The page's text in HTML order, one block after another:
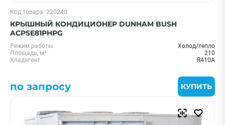
Код товара: 220240
КРЫШНЫЙ КОНДИЦИОНЕР DUNHAM BUSH
ACPSE81PHPG
Режим работы
Холод/тепло
Площадь, м²
210
Хладагент
R410A
по запросу КУПИТЬ